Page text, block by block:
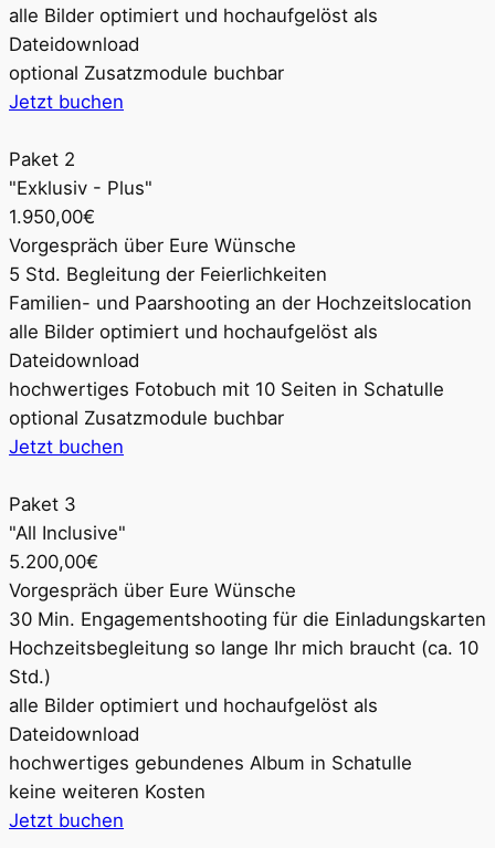
alle Bilder optimiert und hochaufgelöst als
Dateidownload
optional Zusatzmodule buchbar
Jetzt buchen
Paket 2
"Exklusiv - Plus"
1.950,00€
Vorgespräch über Eure Wünsche
5 Std. Begleitung der Feierlichkeiten
Familien- und Paarshooting an der Hochzeitslocation
alle Bilder optimiert und hochaufgelöst als
Dateidownload
hochwertiges Fotobuch mit 10 Seiten in Schatulle
optional Zusatzmodule buchbar
Jetzt buchen
Paket 3
"All Inclusive"
5.200,00€
Vorgespräch über Eure Wünsche
30 Min. Engagementshooting für die Einladungskarten
Hochzeitsbegleitung so lange Ihr mich braucht (ca. 10
Std.)
alle Bilder optimiert und hochaufgelöst als
Dateidownload
hochwertiges gebundenes Album in Schatulle
keine weiteren Kosten
Jetzt buchen